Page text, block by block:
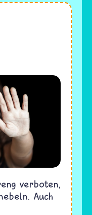
verboten,
Auch